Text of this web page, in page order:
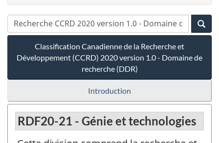
Classification Canadienne de la Recherche et
Développement (CCRD) 2020 version 1.0 - Domaine de
recherche (DDR)
Introduction
RDF20-21 - Génie et technologies